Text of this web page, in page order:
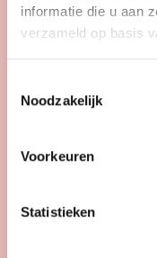
informatie die u aan
verzameld op basis
Noodzakelijk
Voorkeuren
Statistieken
Beetsterzwaag,
10 - 15 uur |
welzijn van onze